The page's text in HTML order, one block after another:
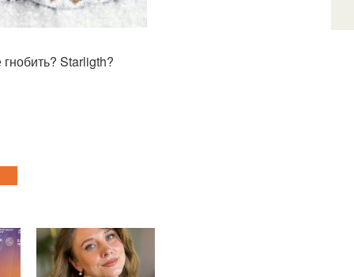
Starligth?